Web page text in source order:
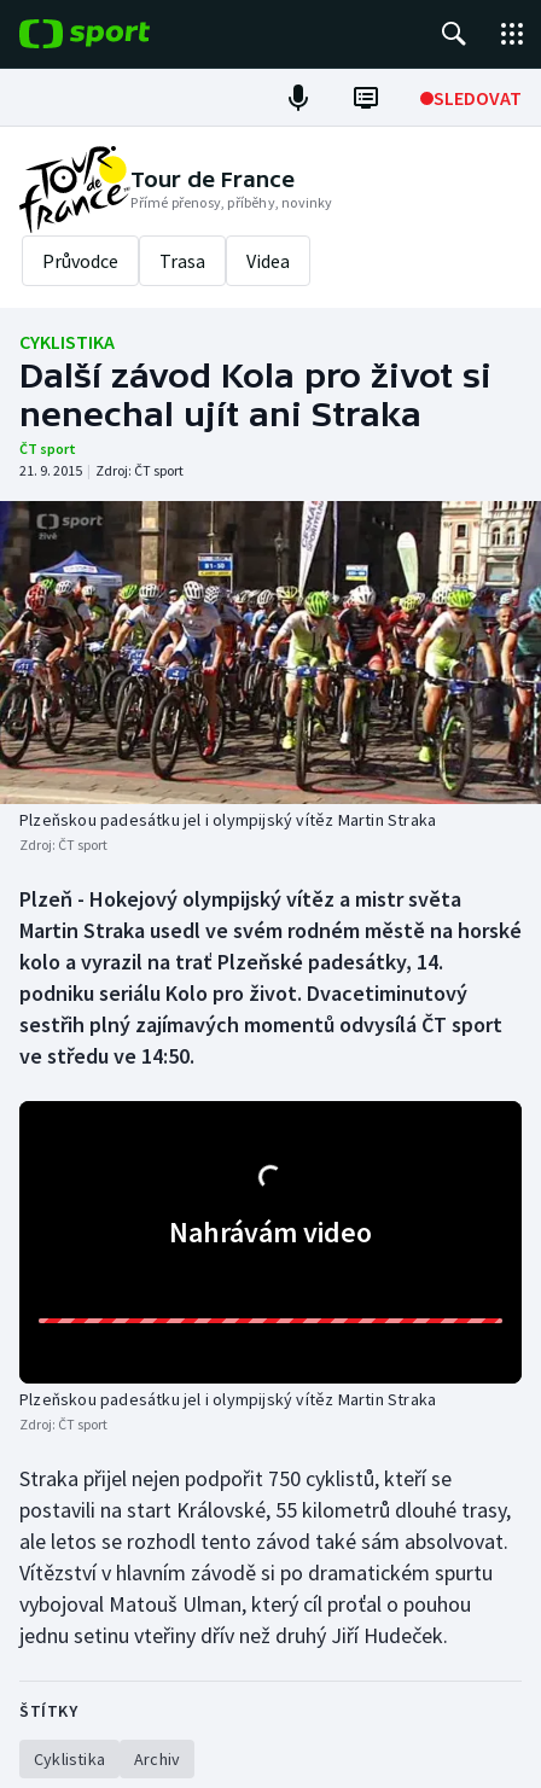
SLEDOVAT
Fotbal
Hokej
Tenis
Cyklistika
DALŠÍ SPORTY
Americký fotbal
Baseball a softbal
Basketbal
Biatlon
Boby a skeleton
Box
Curling
Dostihy
Florbal
Futsal
Lezení
Lyže a snowboard
Moderní pětiboj
Motorsport
Parasport
Plavání
NEPŘEHLÉDNĚTE
Soutěže
Historické návraty
Aplikace ČT sport
AZ kvíz
Tour de France
Přímé přenosy, příběhy, novinky
Průvodce Trasa Videa
CYKLISTIKA
Další závod Kola pro život si
nenechal ujít ani Straka
ČT sport
21. 9. 2015 | Zdroj: ČT sport
Plzeňskou padesátku jel i olympijský vítěz Martin Straka
Zdroj: ČT sport
Plzeň - Hokejový olympijský vítěz a mistr světa
Martin Straka usedl ve svém rodném městě na horské
kolo a vyrazil na trať Plzeňské padesátky, 14.
podniku seriálu Kolo pro život. Dvacetiminutový
sestřih plný zajímavých momentů odvysílá ČT sport
ve středu ve 14:50.
Nahrávám video
Plzeňskou padesátku jel i olympijský vítěz Martin Straka
Zdroj: ČT sport
Straka přijel nejen podpořit 750 cyklistů, kteří se
postavili na start Královské, 55 kilometrů dlouhé trasy,
ale letos se rozhodl tento závod také sám absolvovat.
Vítězství v hlavním závodě si po dramatickém spurtu
vybojoval Matouš Ulman, který cíl proťal o pouhou
jednu setinu vteřiny dřív než druhý Jiří Hudeček.
ŠTÍTKY
Cyklistika Archiv